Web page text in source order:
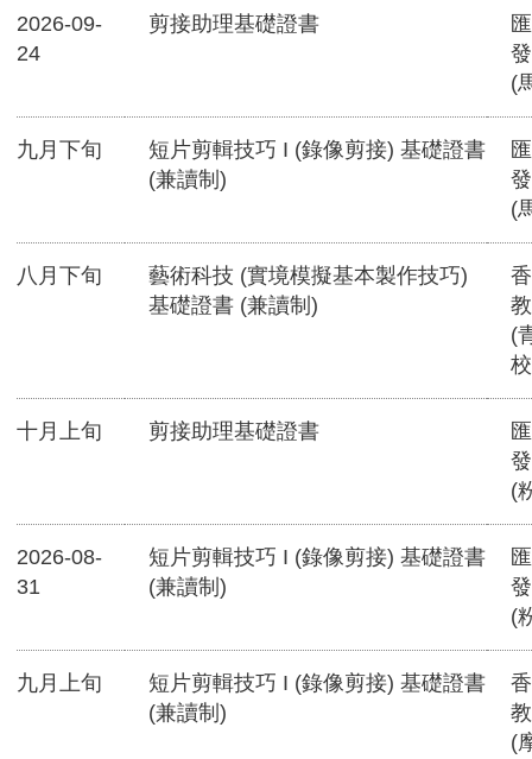
2026-09-
24
剪接助理基礎證書
(
九月下旬
短片剪輯技巧 I (錄像剪接) 基礎證書
(兼讀制)
(
八月下旬
藝術科技 (實境模擬基本製作技巧)
基礎證書 (兼讀制)
(
十月上旬 剪接助理基礎證書
(
2026-08-
31
短片剪輯技巧 I (錄像剪接) 基礎證書
(兼讀制)
(
九月上旬
短片剪輯技巧 I (錄像剪接) 基礎證書
(兼讀制)
(